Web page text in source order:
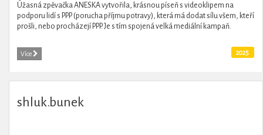
Úžasná zpěvačka ANESKA vytvořila, krásnou píseň s videoklipem na
podporu lidí s PPP (porucha příjmu potravy), která má dodat sílu všem, kteří
prošli, nebo procházejí PPP. Je s tím spojená velká mediální kampaň.
Více 2025
shluk.bunek